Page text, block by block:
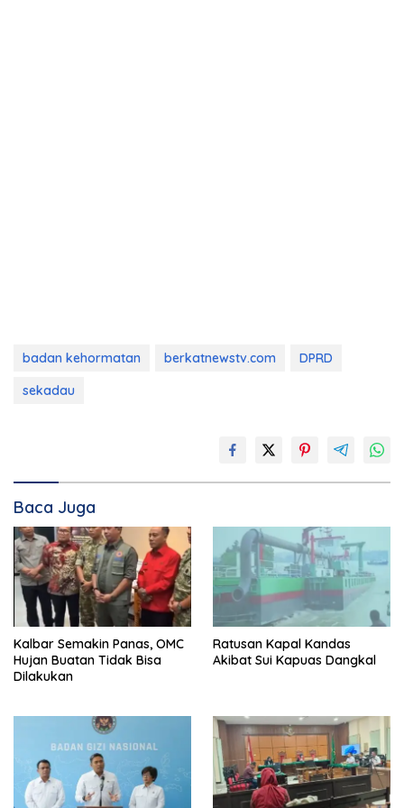
badan kehormatan berkatnewstv.com
DPRD
sekadau
Baca Juga
Kalbar Semakin Panas, OMC
Hujan Buatan Tidak Bisa
Dilakukan
Ratusan Kapal Kandas
Akibat Sui Kapuas Dangkal